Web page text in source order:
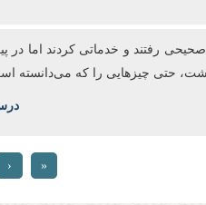
صحیحی رفتند و خدماتی کردند اما
حتی چیزهایی را که میدانسته
درس‌های
«
‹